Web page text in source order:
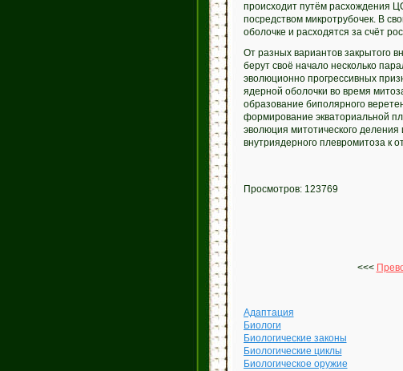
происходит путём расхождения
посредством микротрубочек. В
оболочке и расходятся за счёт
От разных вариантов закрытого
берут своё начало несколько
эволюционно прогрессивных
ядерной оболочки во время
образование биполярного
формирование экваториальной
эволюция митотического
внутриядерного плевромитоза к
Просмотров: 123769
<<<
Адаптация
Биологи
Биологические законы
Биологические циклы
Биологическое оружие